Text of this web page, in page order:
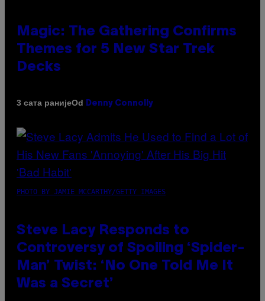
Magic: The Gathering Confirms
Themes for 5 New Star Trek
Decks
3 сата ранијеOd Denny Connolly
PHOTO BY JAMIE MCCARTHY/GETTY IMAGES
Steve Lacy Responds to
Controversy of Spoiling ‘Spider-
Man’ Twist: ‘No One Told Me It
Was a Secret’